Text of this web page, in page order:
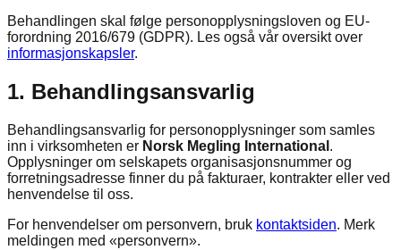
Behandlingen skal følge personopplysningsloven og EU-
forordning 2016/679 (GDPR). Les også vår oversikt over
informasjonskapsler.
1. Behandlingsansvarlig
Behandlingsansvarlig for personopplysninger som samles
inn i virksomheten er Norsk Megling International .
Opplysninger om selskapets organisasjonsnummer og
forretningsadresse finner du på fakturaer, kontrakter eller ved
henvendelse til oss.
For henvendelser om personvern, bruk kontaktsiden. Merk
meldingen med «personvern».